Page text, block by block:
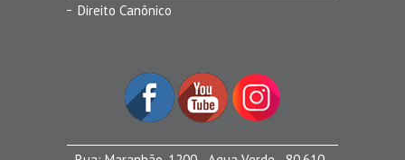
Direito Canônico